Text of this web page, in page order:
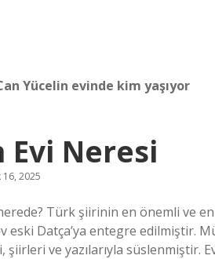
Yücelin evinde kim yaşıyor
Evi Neresi
2025
Türk şiirinin en önemli ve
eski Datça’ya entegre edilmiştir.
şiirleri ve yazılarıyla süslenmiştir.